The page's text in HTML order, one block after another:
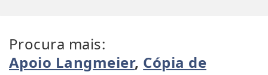
Procura mais:
Apoio Langmeier, Cópia de